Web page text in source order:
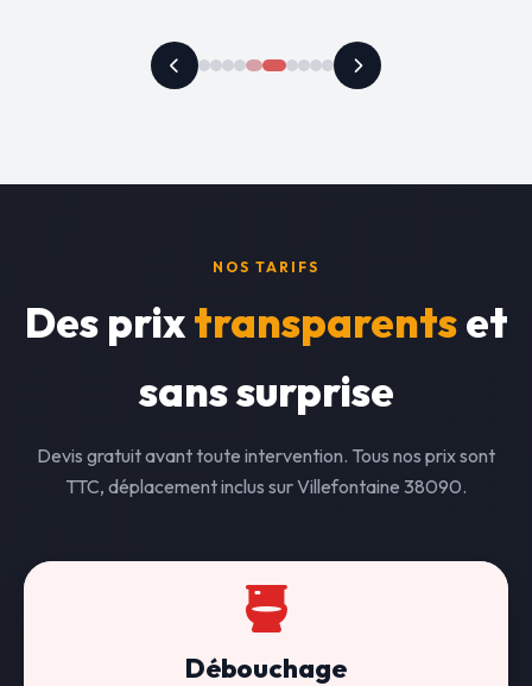
NOS TARIFS
Des prixtransparentset
sans surprise
Devis gratuit avant toute intervention. Tous nos prix sont
TTC, déplacement inclus sur Villefontaine 38090.
Débouchage